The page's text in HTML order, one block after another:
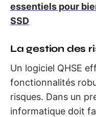
essentiels pour
SSD
La gestion des
Un logiciel QHSE
fonctionnalités
risques. Dans un
informatique doit